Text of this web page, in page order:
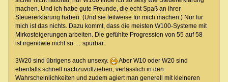
machen. Und ich habe gute Freunde, die echt Spaß an ihrer
Steuererklärung haben. (Und sie teilweise für mich machen.) Nur für
mich ist das nichts. Dazu kommt, dass die meisten W100-Systeme mit
Mirkosteigerungen arbeiten. Die gefühlte Progression von 55 auf 58
ist irgendwie nicht so … spürbar.
3W20 sind übrigens auch unsexy.
Aber W10 oder W20 sind
ebenfalls schnell nachzuvollziehen, verlässlich in den
Wahrscheinlichkeiten und zudem agiert man generell mit kleineren